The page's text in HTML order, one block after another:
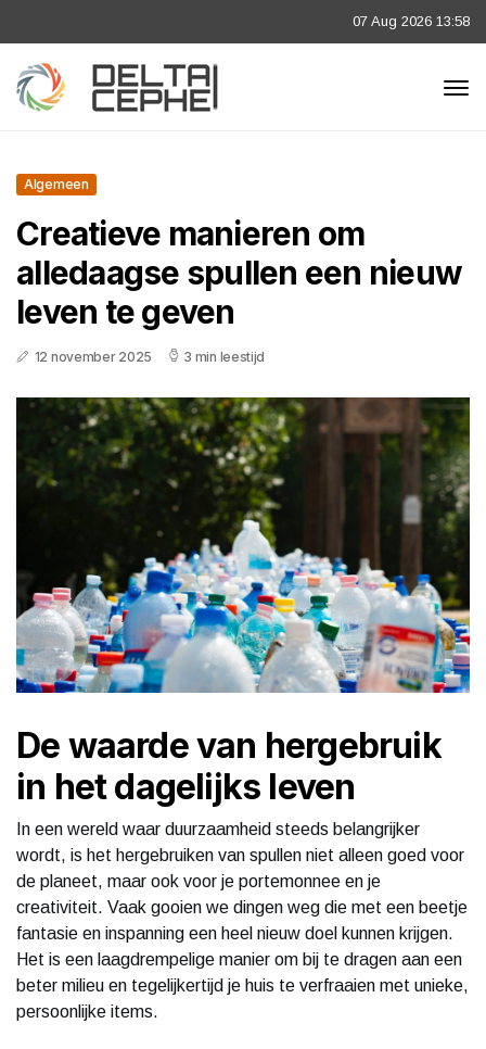
07 Aug 2026 13:58
Algemeen
Creatieve manieren om
alledaagse spullen een nieuw
leven te geven
12 november 2025 3 min leestijd
De waarde van hergebruik
in het dagelijks leven
In een wereld waar duurzaamheid steeds belangrijker
wordt, is het hergebruiken van spullen niet alleen goed voor
de planeet, maar ook voor je portemonnee en je
creativiteit. Vaak gooien we dingen weg die met een beetje
fantasie en inspanning een heel nieuw doel kunnen krijgen.
Het is een laagdrempelige manier om bij te dragen aan een
beter milieu en tegelijkertijd je huis te verfraaien met unieke,
persoonlijke items.